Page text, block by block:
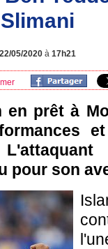
22/05/2020 à 17h21
prêt à
pour son